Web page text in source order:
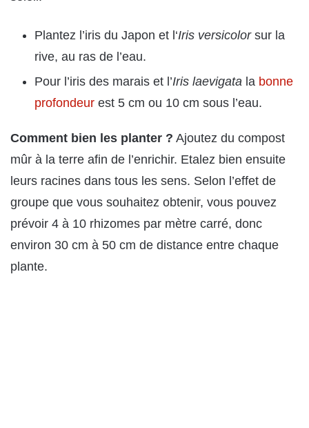
Plantez l’iris du Japon et l‘Iris versicolorsur la
rive, au ras de l’eau.
Pour l’iris des marais et l’Iris laevigata la bonne
profondeur est 5 cm ou 10 cm sous l’eau.
Comment bien les planter ? Ajoutez du compost
mûr à la terre afin de l’enrichir. Etalez bien ensuite
leurs racines dans tous les sens. Selon l’effet de
groupe que vous souhaitez obtenir, vous pouvez
prévoir 4 à 10 rhizomes par mètre carré, donc
environ 30 cm à 50 cm de distance entre chaque
plante.